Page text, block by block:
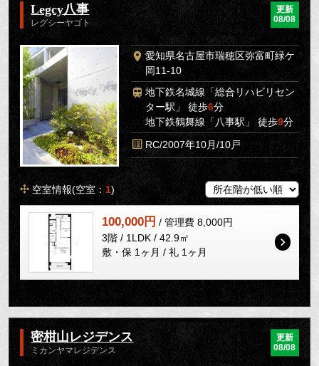
Legcy八事
レグシーヤゴト
更新
08/08
愛知県名古屋市瑞穂区弥富町緑ケ
岡11-10
地下鉄名城線「総合リハビリセン
ター駅」 徒歩6分
地下鉄鶴舞線「八事駅」 徒歩9分
RC/2007年10月/10戸
空室情報(空室：1)
100,000円 / 管理費 8,000円
3階 / 1LDK / 42.9㎡
敷・保 1ヶ月 / 礼 1ヶ月
密柑山レジデンス
ミカンヤマレジデンス
更新
08/08